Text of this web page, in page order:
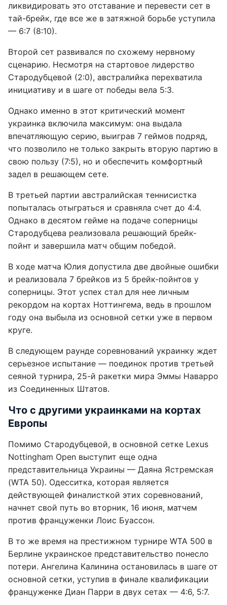
ликвидировать это отставание и перевести сет в
тай-брейк, где все же в затяжной борьбе уступила
— 6:7 (8:10).
Второй сет развивался по схожему нервному
сценарию. Несмотря на стартовое лидерство
Стародубцевой (2:0), австралийка перехватила
инициативу и в шаге от победы вела 5:3.
Однако именно в этот критический момент
украинка включила максимум: она выдала
впечатляющую серию, выиграв 7 геймов подряд,
что позволило не только закрыть вторую партию в
свою пользу (7:5), но и обеспечить комфортный
задел в решающем сете.
В третьей партии австралийская теннисистка
попыталась отыграться и сравняла счет до 4:4.
Однако в десятом гейме на подаче соперницы
Стародубцева реализовала решающий брейк-
пойнт и завершила матч общим победой.
В ходе матча Юлия допустила две двойные ошибки
и реализовала 7 брейков из 5 брейк-пойнтов у
соперницы. Этот успех стал для нее личным
рекордом на кортах Ноттингема, ведь в прошлом
году она выбыла из основной сетки уже в первом
круге.
В следующем раунде соревнований украинку ждет
серьезное испытание — поединок против третьей
сеяной турнира, 25-й ракетки мира Эммы Наварро
из Соединенных Штатов.
Что с другими украинками на кортах
Европы
Помимо Стародубцевой, в основной сетке Lexus
Nottingham Open выступит еще одна
представительница Украины — Даяна Ястремская
(WTA 50). Одесситка, которая является
действующей финалисткой этих соревнований,
начнет свой путь во вторник, 16 июня, матчем
против француженки Лоис Буассон.
В то же время на престижном турнире WTA 500 в
Берлине украинское представительство понесло
потери. Ангелина Калинина остановилась в шаге от
основной сетки, уступив в финале квалификации
француженке Диан Парри в двух сетах — 4:6, 5:7.